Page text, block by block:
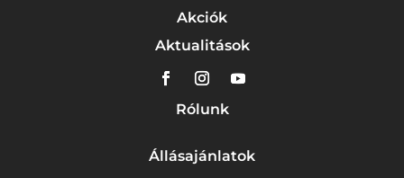
Akciók
Aktualitások
Rólunk
Állásajánlatok